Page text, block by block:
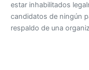
estar inhabilitados
candidatos de ningún
respaldo de una